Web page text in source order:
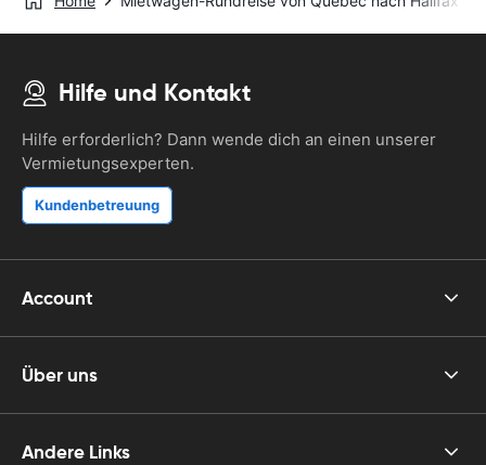
Hilfe und Kontakt
Hilfe erforderlich? Dann wende dich an einen unserer
Vermietungsexperten.
Kundenbetreuung
Account
Über uns
Andere Links